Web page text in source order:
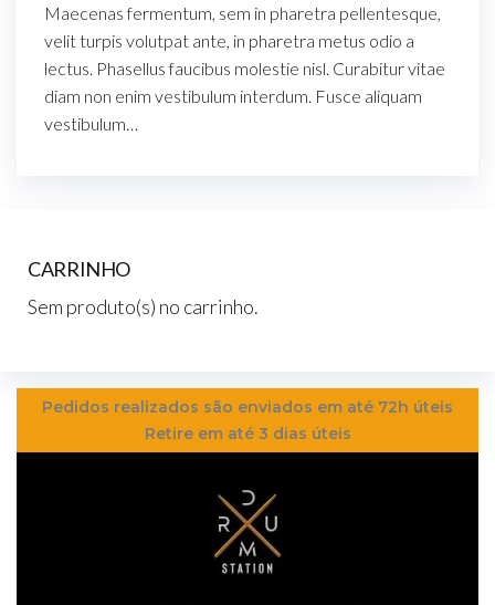
Maecenas fermentum, sem in pharetra pellentesque,
velit turpis volutpat ante, in pharetra metus odio a
lectus. Phasellus faucibus molestie nisl. Curabitur vitae
diam non enim vestibulum interdum. Fusce aliquam
vestibulum…
CARRINHO
Sem produto(s) no carrinho.
Pedidos realizados são enviados em até 72h úteis
Retire em até 3 dias úteis